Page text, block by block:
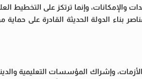
وإنما ترتكز على التخطيط
بناء الدولة الحديثة القادرة على
وإشراك المؤسسات التعليمية